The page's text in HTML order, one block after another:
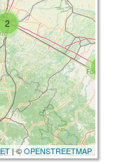
2
| ©OPENSTREETMAP